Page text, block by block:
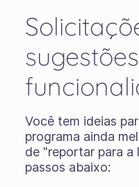
Você tem ideias
programa ainda
de "reportar para a
passos abaixo: